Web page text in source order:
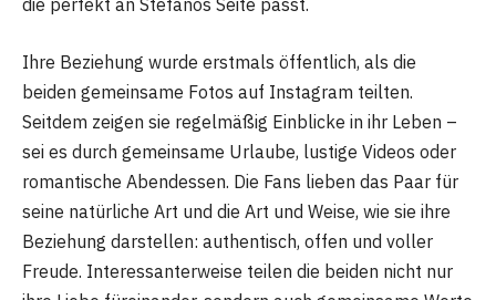
Ihre Beziehung wurde erstmals öffentlich, als die
beiden gemeinsame Fotos auf Instagram teilten.
Seitdem zeigen sie regelmäßig Einblicke in ihr Leben –
sei es durch gemeinsame Urlaube, lustige Videos oder
romantische Abendessen. Die Fans lieben das Paar für
seine natürliche Art und die Art und Weise, wie sie ihre
Beziehung darstellen: authentisch, offen und voller
Freude. Interessanterweise teilen die beiden nicht nur